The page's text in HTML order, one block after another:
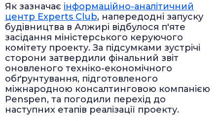
Як зазначає інформаційно-аналітичний
центр Experts Club, напередодні запуску
будівництва в Алжирі відбулося п'яте
засідання міністерського керуючого
комітету проекту. За підсумками зустрічі
сторони затвердили фінальний звіт
оновленого техніко-економічного
обґрунтування, підготовленого
міжнародною консалтинговою компанією
Penspen, та погодили перехід до
наступних етапів реалізації проекту.